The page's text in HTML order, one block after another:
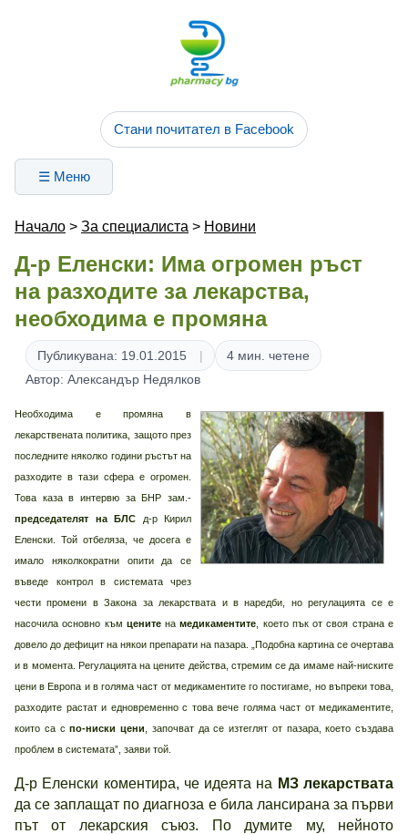
Стани почитател в Facebook
☰ Меню
Начало > За специалиста > Новини
Д-р Еленски: Има огромен ръст
на разходите за лекарства,
необходима е промяна
Публикувана: 19.01.2015
4 мин. четене
Автор: Александър Недялков
Необходима е промяна в
лекарствената политика, защото през
последните няколко години ръстът на
разходите в тази сфера е огромен.
Това каза в интервю за БНР зам.-
председателят на БЛС д-р Кирил
Еленски. Той отбеляза, че досега е
имало няколкократни опити да се
въведе контрол в системата чрез
чести промени в Закона за лекарствата и в наредби, но регулацията се е
насочила основно към ценитенамедикаментите , което пък от своя страна е
довело до дефицит на някои препарати на пазара. „Подобна картина се очертава
и в момента. Регулацията на цените действа, стремим се да имаме най-ниските
цени в Европа и в голяма част от медикаментите го постигаме, но въпреки това,
разходите растат и едновременно с това вече голяма част от медикаментите,
които са спо-ниски цени , започват да се изтеглят от пазара, което създава
проблем в системата”, заяви той.
Д-р Еленски коментира, че идеята на МЗ лекарствата
да се заплащат по диагноза е била лансирана за първи
път от лекарския съюз. По думите му, нейното